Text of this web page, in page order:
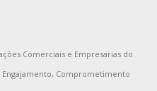
Comerciais e Empresarias do
Comprometimento